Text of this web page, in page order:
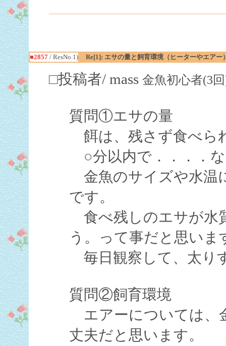
■2857/ ResNo.1) Re[1]: エサの量と飼育環境（ヒーターやエアー
□投稿者/ mass 金魚初心者(3
質問①エサの量
餌は、残さず食べら
○分以内で．．．．
金魚のサイズや水温
です。
食べ残しのエサが水
う。って事だと思いま
毎日観察して、太り
質問②飼育環境
エアーについては、
丈夫だと思います。